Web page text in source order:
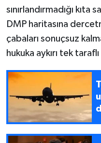
sınırlandırmadığı kıta
DMP haritasına
çabaları sonuçsuz
hukuka aykırı tek